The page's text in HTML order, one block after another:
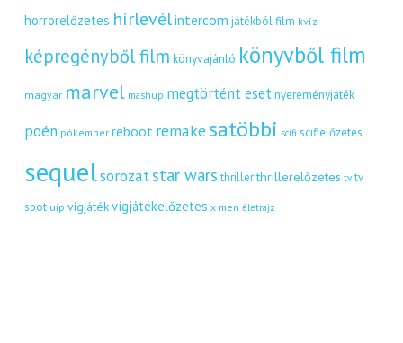
horrorelőzetes hírlevélintercom játékból film kvíz
képregényből film könyvajánló könyvből film
magyar marvel mashup megtörtént eset nyereményjáték
poén pókember reboot remakesatöbbi scifi scifielőzetes
sequelsorozatstar wars thriller thrillerelőzetes tv tv
spot uip vígjátékvígjátékelőzetes x men életrajz